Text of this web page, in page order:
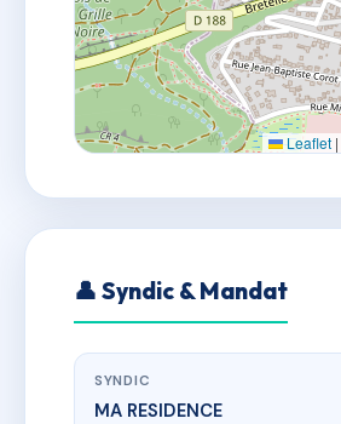
Leaflet |
👤 Syndic & Mandat
SYNDIC
MA RESIDENCE